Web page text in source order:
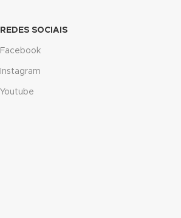
REDES SOCIAIS
Facebook
Instagram
Youtube